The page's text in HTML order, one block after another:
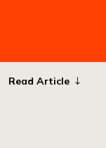
Read Article